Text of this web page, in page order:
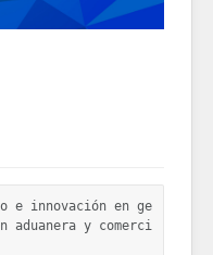
e innovación en ge
y comerci